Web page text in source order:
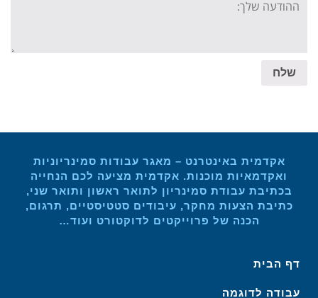
message:
שלח
אקדמית באינטרנט – מאגר עבודות סמינריוניות
ואקדמאיות מוכנות. אקדמית מציעה לכם הנחייה
בכתיבת עבודת סמינריון לתואר ראשון ותואר שני,
כתיבת הצעות מחקר, עיבודים סטטיסטיים, תרגום,
הכנה של פרוייקטים לדוקטורט ועוד…
דף הבית
עבודה לדוגמה